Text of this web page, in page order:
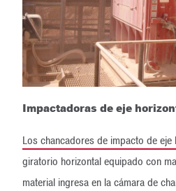
Impactadoras de eje
Los chancadores de impacto de eje
giratorio horizontal equipado con
material ingresa en la cámara de